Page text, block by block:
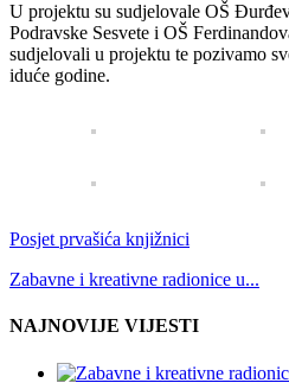
U projektu su sudjelovale OŠ
Podravske Sesvete i OŠ
sudjelovali u projektu te pozivamo
iduće godine.
Posjet prvašića knjižnici
Zabavne i kreativne radionice u...
NAJNOVIJE VIJESTI